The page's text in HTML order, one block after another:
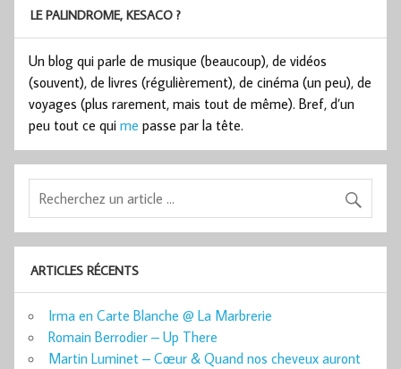
LE PALINDROME, KESACO ?
Un blog qui parle de musique (beaucoup), de vidéos
(souvent), de livres (régulièrement), de cinéma (un peu), de
voyages (plus rarement, mais tout de même). Bref, d’un
peu tout ce qui me passe par la tête.
ARTICLES RÉCENTS
Irma en Carte Blanche @ La Marbrerie
Romain Berrodier – Up There
Martin Luminet – Cœur & Quand nos cheveux auront